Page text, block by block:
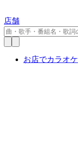
店舗
お店でカラオケ